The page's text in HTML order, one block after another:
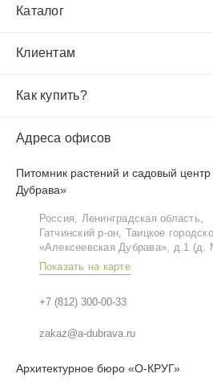
Каталог
Клиентам
Как купить?
Адреса офисов
Питомник растений и садовый центр
Дубрава»
Россия, Ленинградская область,
Гатчинский р‑он, Таицкое
«Алексеевская Дубрава», д.1 (д.
Показать на карте
+7 (812) 300-00-33
zakaz@a-dubrava.ru
Архитектурное бюро «О-КРУГ»